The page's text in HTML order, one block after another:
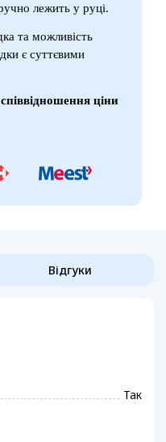
лежить у руці.
та можливість
є суттєвими
ціни
Відгуки
Так